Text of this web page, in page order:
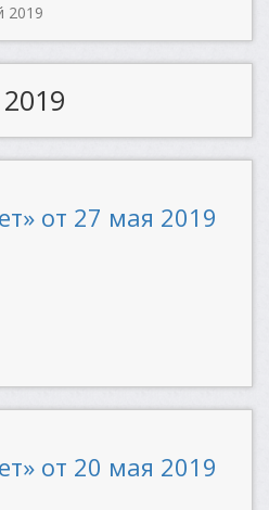
2019
от 27 мая 2019
от 20 мая 2019